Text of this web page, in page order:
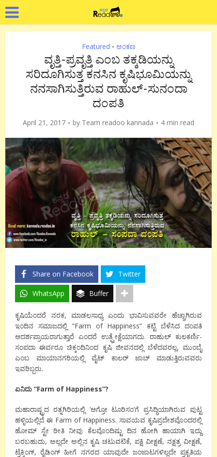
Featured • ಅಂಕಣ
ವೃತ್ತಿ-ಪ್ರವೃತ್ತಿ ಎಂಬ ತಕ್ಕಡಿಯನ್ನು
ಸರಿದೂಗಿಸುತ್ತ ಕನಸಿನ ಕೃಷಿಭೂಮಿಯನ್ನು
ನನಸಾಗಿಸುತ್ತಿರುವ ರಾಹುಲ್-ಸುನಂದಾ
ದಂಪತಿ
April 21, 2017 by Team readoo kannada 4 min read
Share on Facebook Twitter
WhatsApp Buffer
ಕೃಷಿಯೆಂದರೆ ನರಕ, ಮಾಡಲಸಾಧ್ಯ ಎಂದು ಭಾವಿಸುವವರೇ ಹೆಚ್ಚಾಗಿರುವ
ಇಂದಿನ ಸಮಾಜದಲ್ಲಿ “Farm of Happiness” ಕಟ್ಟಿ ಬೆಳೆಸಿದ ದಂಪತಿ
ಆದರ್ಶಪ್ರಾಯರಾಗುತ್ತಾರೆ ಎಂದರೆ ಉತ್ಪ್ರೇಕ್ಷೆಯಾಗದು. ರಾಹುಲ್ ಕುಲಕರ್ಣಿ-
ಸಂಪದಾ ಈರ್ವರೂ ಚಿಕ್ಕಂದಿನಿಂದ ಕೃಷಿ ಜೀವನದಲ್ಲಿ ಬೆಳೆದವರಲ್ಲ, ಮುಂಬೈ
ಎಂಬ ಮಾಯಾನಗರಿಯಲ್ಲಿ ವೈಟ್ ಕಾಲರ್ ಜಾಬ್ ಮಾಡುತ್ತಿರುವವರು
ಇವರಿಬ್ಬರು.
ಏನಿದು “Farm of Happiness”?
ಮಹಾರಾಷ್ಟ್ರದ ರತ್ನಗಿರಿಯಲ್ಲಿ ‘ಆಗ್ರೋ ಟೂರಿಸಂ’ಗೆ ಪ್ರಸಿದ್ಧಿಯಾಗಿರುವ ಪುಟ್ಟ
ಹಳ್ಳಿಯಲ್ಲಿದೆ ಈ Farm of Happiness. ಸಾವಯವ ಕೃಷಿಪ್ರದೇಶವೊಂದರಲ್ಲಿ
ಹೋಮ್ ಸ್ಟೇ ರೀತಿ ನೀವು ಕೆಲವೊಂದಿಷ್ಟು ದಿನ ಹೋಗಿ ಹಾಯಾಗಿ ಇದ್ದು
ಬರಬಹುದು, ಅಲ್ಲದೇ ಅಲ್ಲಿನ ಕೃಷಿ ಚಟುವಟಿಕೆ, ಪಕ್ಷಿ ವೀಕ್ಷಣೆ, ನಕ್ಷತ್ರ ವೀಕ್ಷಣೆ,
ಟ್ರೆಕ್ಕಿಂಗ್, ರೈಡಿಂಗ್ ಹೀಗೆ ನಗರದ ಯಾವುದೇ ಜಂಜಾಟಗಳಿಲ್ಲದೇ ಪ್ರಕೃತಿಯ